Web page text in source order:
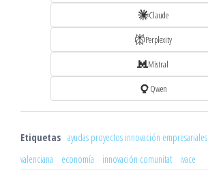
Claude
Perplexity
Mistral
Qwen
Etiquetas ayudas proyectos innovación empresariales
valenciana
economía innovación comunitat ivace